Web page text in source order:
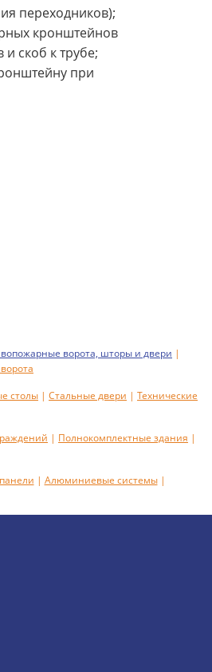
переходников);
кронштейнов
скоб к трубе;
при
ворота, шторы и двери |
столы | Стальные двери | Технические
| Полнокомплектные здания |
| Алюминиевые системы|